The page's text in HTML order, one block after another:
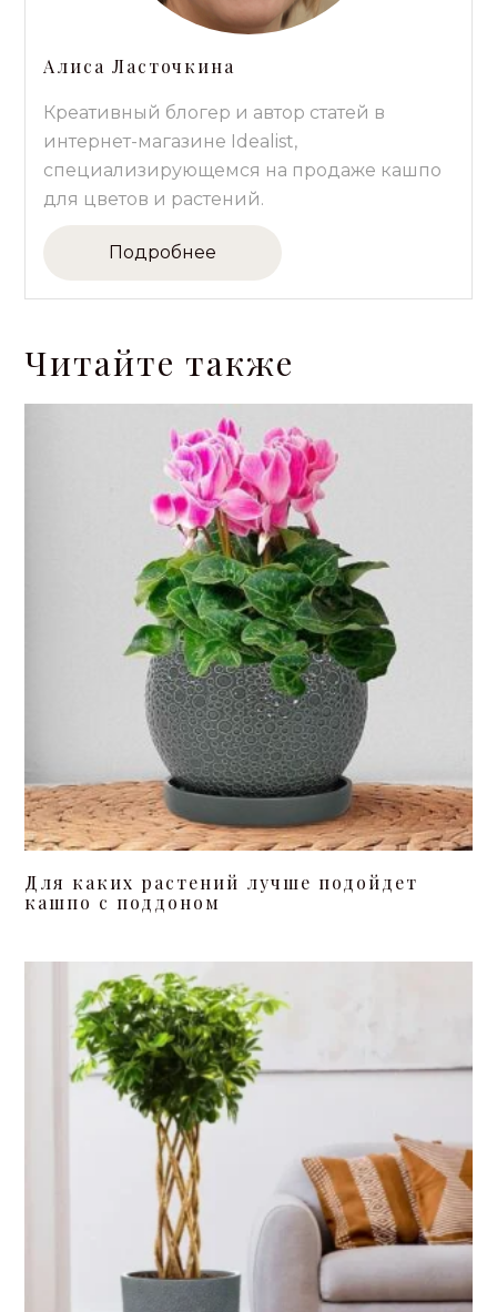
Алиса Ласточкина
Креативный блогер и автор статей в
интернет-магазине Idealist,
специализирующемся на продаже кашпо
для цветов и растений.
Подробнее
Читайте также
Для каких растений лучше подойдет
кашпо с поддоном